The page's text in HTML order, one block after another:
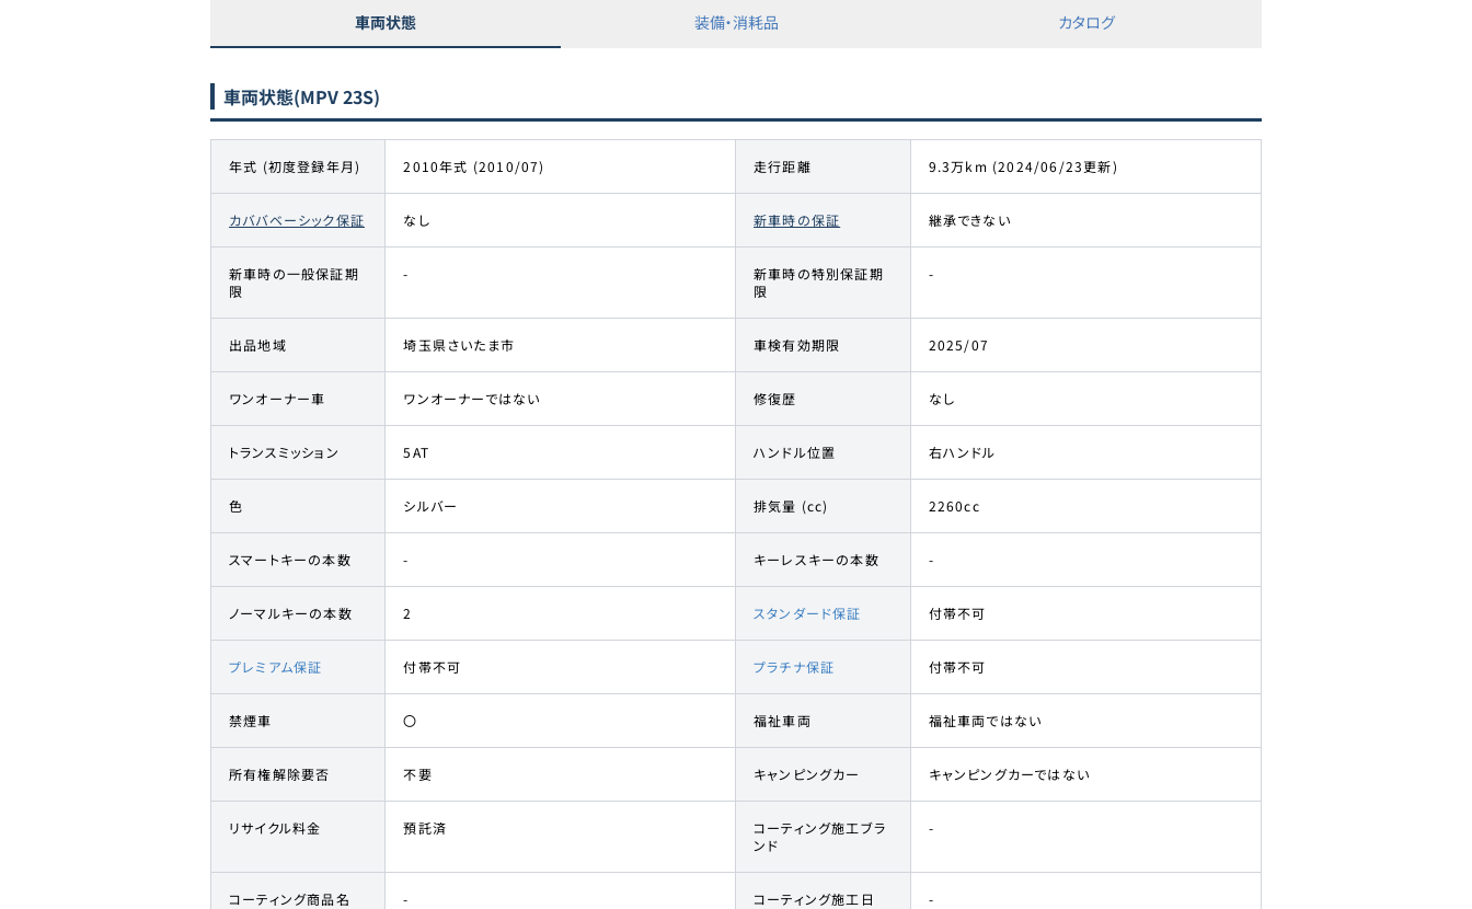
車両状態 装備・消耗品 カタログ
車両状態(MPV 23S)
年式 (初度登録年月) 2010年式 (2010/07) 走行距離 9.3万km (2024/06/23更新)
カババベーシック保証 なし 新車時の保証 継承できない
新車時の一般保証期
限
-
新車時の特別保証期
限
-
出品地域 埼玉県さいたま市 車検有効期限 2025/07
ワンオーナー車 ワンオーナーではない 修復歴 なし
トランスミッション 5AT ハンドル位置 右ハンドル
色 シルバー 排気量 (cc) 2260cc
スマートキーの本数 - キーレスキーの本数 -
ノーマルキーの本数 2 スタンダード保証 付帯不可
プレミアム保証 付帯不可 プラチナ保証 付帯不可
禁煙車 〇 福祉車両 福祉車両ではない
所有権解除要否 不要 キャンピングカー キャンピングカーではない
リサイクル料金 預託済
コーティング施工ブラ
ンド
-
コーティング商品名 - コーティング施工日 -